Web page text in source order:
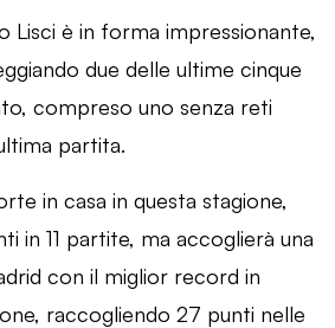
Lisci è in forma impressionante,
due delle ultime cinque
compreso uno senza reti
partita.
in casa in questa stagione,
in 11 partite, ma accoglierà una
con il miglior record in
raccogliendo 27 punti nelle